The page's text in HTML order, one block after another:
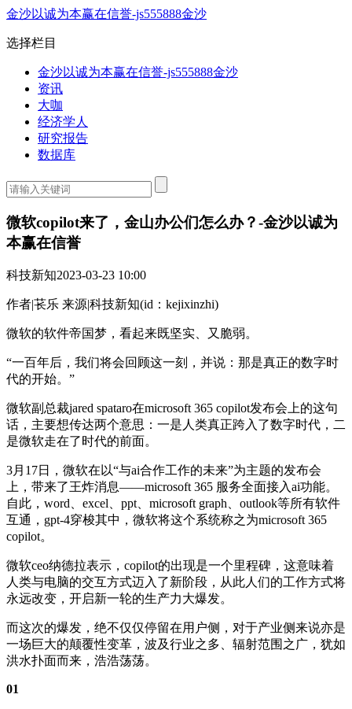
金沙以诚为本赢在信誉-js555888金沙
选择栏目
金沙以诚为本赢在信誉-js555888金沙
资讯
大咖
经济学人
研究报告
数据库
微软copilot来了，金山办公们怎么办？-金沙以诚为
本赢在信誉
科技新知2023-03-23 10:00
作者|苌乐 来源|科技新知(id：kejixinzhi)
微软的软件帝国梦，看起来既坚实、又脆弱。
“一百年后，我们将会回顾这一刻，并说：那是真正的数字时
代的开始。”
微软副总裁jared spataro在microsoft 365 copilot发布会上的这句
话，主要想传达两个意思：一是人类真正跨入了数字时代，二
是微软走在了时代的前面。
3月17日，微软在以“与ai合作工作的未来”为主题的发布会
上，带来了王炸消息——microsoft 365 服务全面接入ai功能。
自此，word、excel、ppt、microsoft graph、outlook等所有软件
互通，gpt-4穿梭其中，微软将这个系统称之为microsoft 365
copilot。
微软ceo纳德拉表示，copilot的出现是一个里程碑，这意味着
人类与电脑的交互方式迈入了新阶段，从此人们的工作方式将
永远改变，开启新一轮的生产力大爆发。
而这次的爆发，绝不仅仅停留在用户侧，对于产业侧来说亦是
一场巨大的颠覆性变革，波及行业之多、辐射范围之广，犹如
洪水扑面而来，浩浩荡荡。
01